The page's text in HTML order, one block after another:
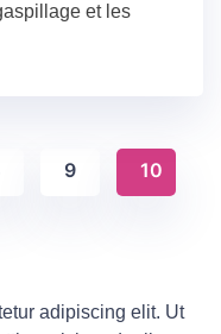
et les
9 10
adipiscing elit. Ut